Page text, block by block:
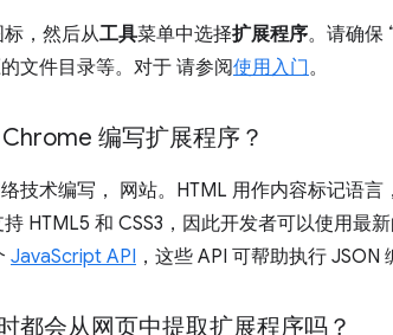
，然后从工具菜单中选择扩展程序。请确保
文件目录等。对于 请参阅使用入门。
编写扩展程序？
技术编写， 网站。HTML 用作内容标记语
HTML5 和 CSS3，因此开发者可以使用最
JavaScript API ，这些 API 可帮助执行 JSON
都会从网页中提取扩展程序吗？